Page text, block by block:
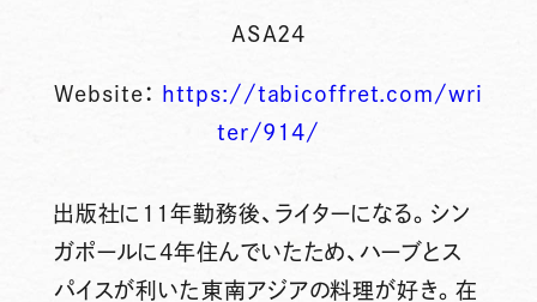
ASA24
Website：
https://tabicoffret.com/wri
ter/914/
出版社に11年勤務後、ライターになる。シン
ガポールに4年住んでいたため、ハーブとス
パイスが利いた東南アジアの料理が好き。在